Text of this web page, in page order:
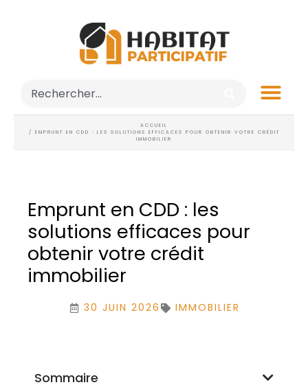
ACCUEIL
/ EMPRUNT EN CDD : LES SOLUTIONS EFFICACES POUR OBTENIR VOTRE CRÉDIT
IMMOBILIER
Emprunt en CDD : les
solutions efficaces pour
obtenir votre crédit
immobilier
30 JUIN 2026 IMMOBILIER
Sommaire